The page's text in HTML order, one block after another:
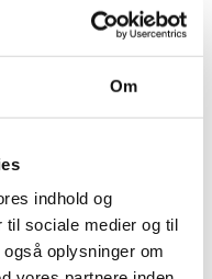
Om
indhold og
til sociale medier og til
oplysninger om